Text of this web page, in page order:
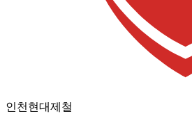
인천현대제철